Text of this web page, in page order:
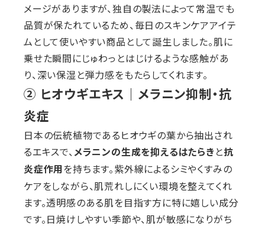
メージがありますが、独自の製法によって常温でも
品質が保たれているため、毎日のスキンケアアイテ
ムとして使いやすい商品として誕生しました。肌に
乗せた瞬間にじゅわっとはじけるような感触があ
り、深い保湿と弾力感をもたらしてくれます。
② ヒオウギエキス｜メラニン抑制・抗
炎症
日本の伝統植物であるヒオウギの葉から抽出され
るエキスで、メラニンの生成を抑えるはたらき と抗
炎症作用 を持ちます。紫外線によるシミやくすみの
ケアをしながら、肌荒れしにくい環境を整えてくれ
ます。透明感のある肌を目指す方に特に嬉しい成分
です。日焼けしやすい季節や、肌が敏感になりがち